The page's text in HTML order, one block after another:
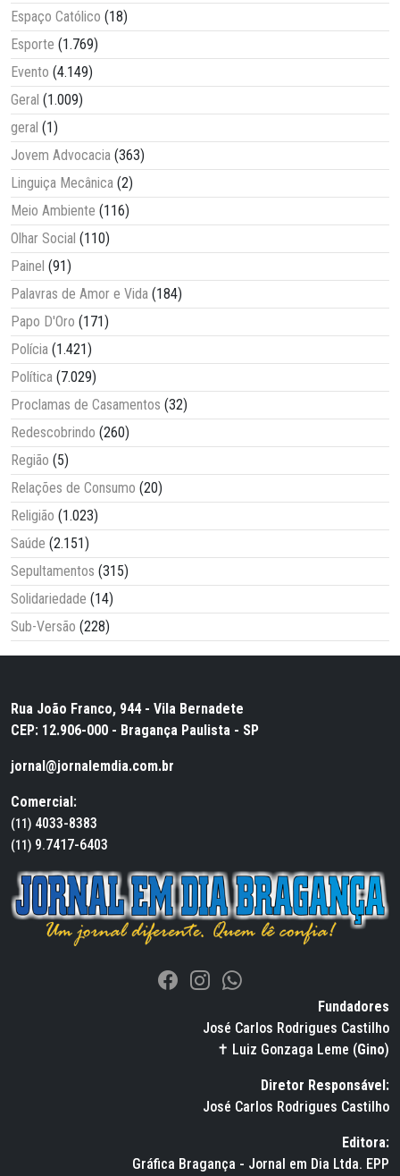
Espaço Católico (18)
Esporte (1.769)
Evento (4.149)
Geral (1.009)
geral (1)
Jovem Advocacia (363)
Linguiça Mecânica (2)
Meio Ambiente (116)
Olhar Social (110)
Painel (91)
Palavras de Amor e Vida (184)
Papo D'Oro (171)
Polícia (1.421)
Política (7.029)
Proclamas de Casamentos (32)
Redescobrindo (260)
Região (5)
Relações de Consumo (20)
Religião (1.023)
Saúde (2.151)
Sepultamentos (315)
Solidariedade (14)
Sub-Versão (228)
Rua João Franco, 944 - Vila Bernadete
CEP: 12.906-000 - Bragança Paulista - SP
jornal@jornalemdia.com.br
Comercial:
(11) 4033-8383
(11) 9.7417-6403
Fundadores
José Carlos Rodrigues Castilho
✝ Luiz Gonzaga Leme (Gino)
Diretor Responsável:
José Carlos Rodrigues Castilho
Editora:
Gráfica Bragança - Jornal em Dia Ltda. EPP